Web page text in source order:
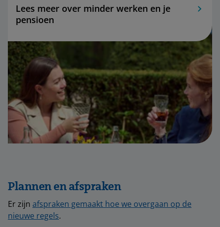
Lees meer over minder werken en je
pensioen
Plannen en afspraken
Er zijn afspraken gemaakt hoe we overgaan op de
nieuwe regels.